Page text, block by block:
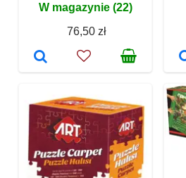
W magazynie (22)
76,50 zł